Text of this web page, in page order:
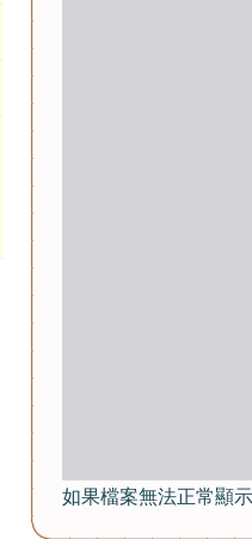
如果檔案無法正常顯